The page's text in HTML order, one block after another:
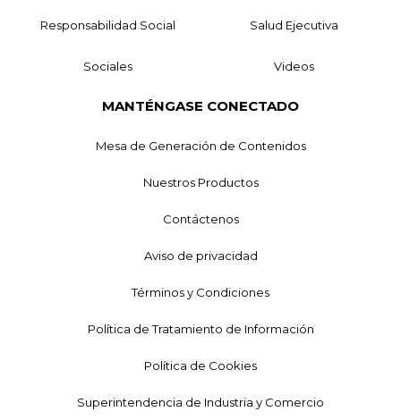
Responsabilidad Social Salud Ejecutiva
Sociales Videos
MANTÉNGASE CONECTADO
Mesa de Generación de Contenidos
Nuestros Productos
Contáctenos
Aviso de privacidad
Términos y Condiciones
Política de Tratamiento de Información
Política de Cookies
Superintendencia de Industria y Comercio